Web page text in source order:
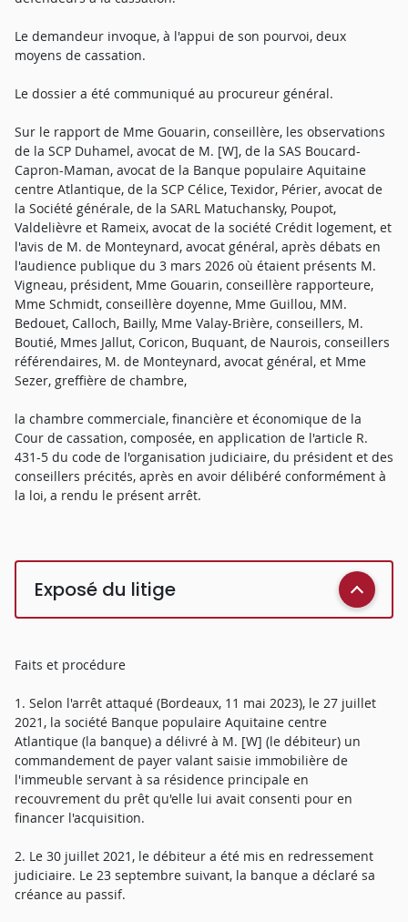
Le demandeur invoque, à l'appui de son pourvoi, deux
moyens de cassation.
Le dossier a été communiqué au procureur général.
Sur le rapport de Mme Gouarin, conseillère, les observations
de la SCP Duhamel, avocat de M. [W], de la SAS Boucard-
Capron-Maman, avocat de la Banque populaire Aquitaine
centre Atlantique, de la SCP Célice, Texidor, Périer, avocat de
la Société générale, de la SARL Matuchansky, Poupot,
Valdelièvre et Rameix, avocat de la société Crédit logement, et
l'avis de M. de Monteynard, avocat général, après débats en
l'audience publique du 3 mars 2026 où étaient présents M.
Vigneau, président, Mme Gouarin, conseillère rapporteure,
Mme Schmidt, conseillère doyenne, Mme Guillou, MM.
Bedouet, Calloch, Bailly, Mme Valay-Brière, conseillers, M.
Boutié, Mmes Jallut, Coricon, Buquant, de Naurois, conseillers
référendaires, M. de Monteynard, avocat général, et Mme
Sezer, greffière de chambre,
la chambre commerciale, financière et économique de la
Cour de cassation, composée, en application de l'article R.
431-5 du code de l'organisation judiciaire, du président et des
conseillers précités, après en avoir délibéré conformément à
la loi, a rendu le présent arrêt.
Exposé du litige
Faits et procédure
1. Selon l'arrêt attaqué (Bordeaux, 11 mai 2023), le 27 juillet
2021, la société Banque populaire Aquitaine centre
Atlantique (la banque) a délivré à M. [W] (le débiteur) un
commandement de payer valant saisie immobilière de
l'immeuble servant à sa résidence principale en
recouvrement du prêt qu'elle lui avait consenti pour en
financer l'acquisition.
2. Le 30 juillet 2021, le débiteur a été mis en redressement
judiciaire. Le 23 septembre suivant, la banque a déclaré sa
créance au passif.